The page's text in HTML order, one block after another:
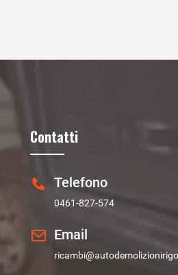
Contatti
Telefono
0461-827-574
Email